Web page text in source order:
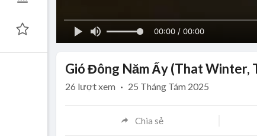
00:00 / 00:00
Gió Đông Năm Ấy (That Winter,
26 lượt xem · 25 Tháng Tám 2025
Chia sẻ